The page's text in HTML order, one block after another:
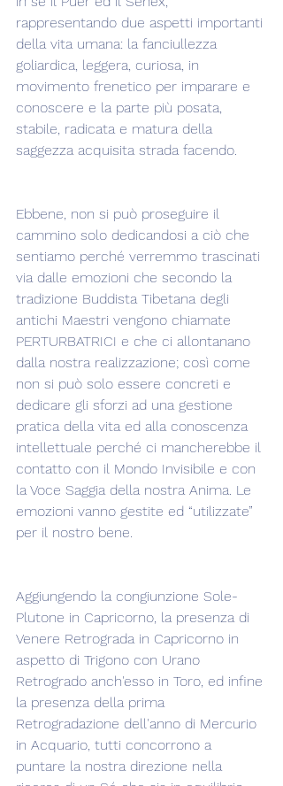
rappresentando due aspetti importanti
della vita umana: la fanciullezza
goliardica, leggera, curiosa, in
movimento frenetico per imparare e
conoscere e la parte più posata,
stabile, radicata e matura della
saggezza acquisita strada facendo.
Ebbene, non si può proseguire il
cammino solo dedicandosi a ciò che
sentiamo perché verremmo trascinati
via dalle emozioni che secondo la
tradizione Buddista Tibetana degli
antichi Maestri vengono chiamate
PERTURBATRICI e che ci allontanano
dalla nostra realizzazione; così come
non si può solo essere concreti e
dedicare gli sforzi ad una gestione
pratica della vita ed alla conoscenza
intellettuale perché ci mancherebbe il
contatto con il Mondo Invisibile e con
la Voce Saggia della nostra Anima. Le
emozioni vanno gestite ed “utilizzate”
per il nostro bene.
Aggiungendo la congiunzione Sole-
Plutone in Capricorno, la presenza di
Venere Retrograda in Capricorno in
aspetto di Trigono con Urano
Retrogrado anch'esso in Toro, ed infine
la presenza della prima
Retrogradazione dell'anno di Mercurio
in Acquario, tutti concorrono a
puntare la nostra direzione nella